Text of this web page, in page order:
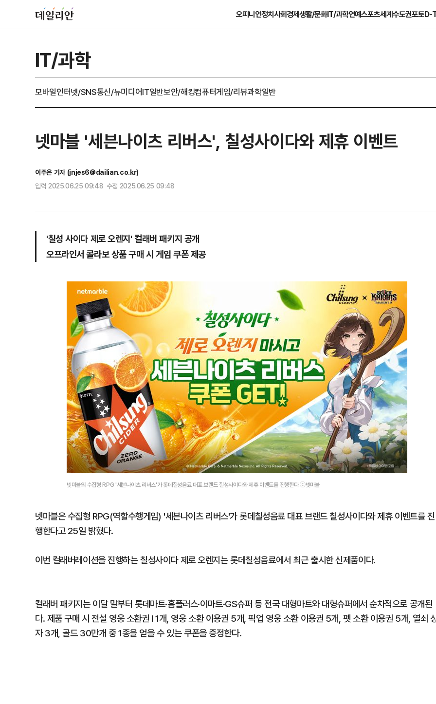
오피니언정치사회경제생활/문화IT/과학연예스포츠세계수도권포토D-
IT/과학
모바일인터넷/SNS통신/뉴미디어IT일반보안/해킹컴퓨터게임/리뷰과학일반
넷마블 '세븐나이츠 리버스', 칠성사이다와 제휴 이벤트
이주은 기자 (jnjes6@dailian.co.kr)
입력 2025.06.25 09:48 수정 2025.06.25 09:48
'칠성 사이다 제로 오렌지' 컬래버 패키지 공개
오프라인서 콜라보 상품 구매 시 게임 쿠폰 제공
넷마블의 수집형 RPG '세븐나이츠 리버스'가 롯데칠성음료 대표 브랜드 칠성사이다와 제휴 이벤트를 진행한다.ⓒ넷마블
넷마블은 수집형 RPG(역할수행게임) '세븐나이츠 리버스'가 롯데칠성음료 대표 브랜드 칠성사이다와 제휴 이벤트를 진
행한다고 25일 밝혔다.
이번 컬래버레이션을 진행하는 칠성사이다 제로 오렌지는 롯데칠성음료에서 최근 출시한 신제품이다.
컬래버 패키지는 이달 말부터 롯데마트·홈플러스·이마트·GS슈퍼 등 전국 대형마트와 대형슈퍼에서 순차적으로 공개된
다. 제품 구매 시 전설 영웅 소환권 I 1개, 영웅 소환 이용권 5개, 픽업 영웅 소환 이용권 5개, 펫 소환 이용권 5개, 열쇠
자 3개, 골드 30만개 중 1종을 얻을 수 있는 쿠폰을 증정한다.